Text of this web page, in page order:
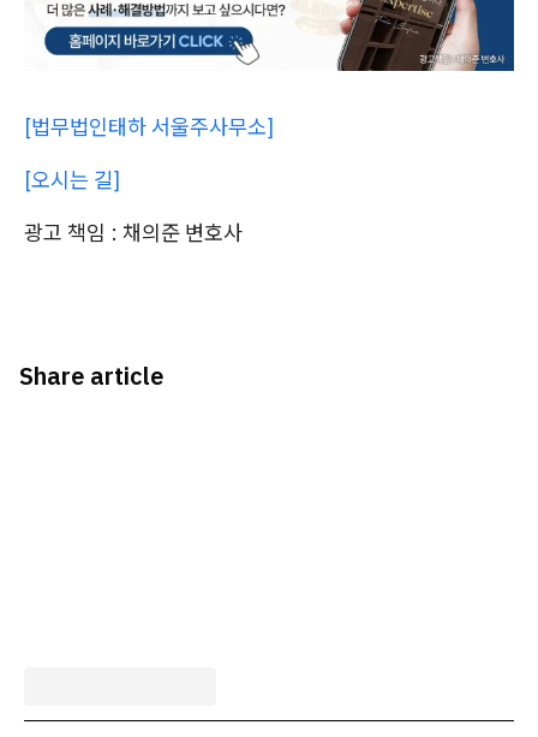
[법무법인태하 서울주사무소]
[오시는 길]
광고 책임 : 채의준 변호사
Share article